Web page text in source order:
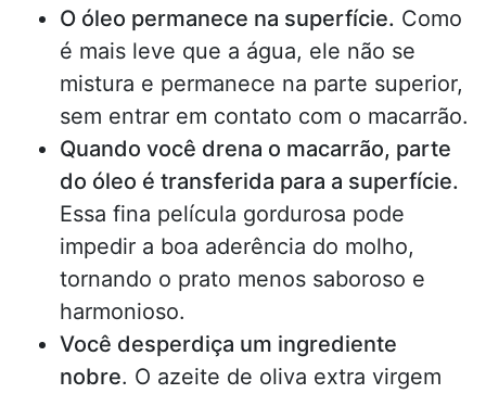
O óleo permanece na superfície. Como
é mais leve que a água, ele não se
mistura e permanece na parte superior,
sem entrar em contato com o macarrão.
Quando você drena o macarrão, parte
do óleo é transferida para a superfície.
Essa fina película gordurosa pode
impedir a boa aderência do molho,
tornando o prato menos saboroso e
harmonioso.
Você desperdiça um ingrediente
nobre. O azeite de oliva extra virgem